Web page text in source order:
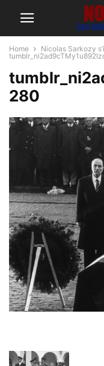
Home
Nicolas Sarkozy
280